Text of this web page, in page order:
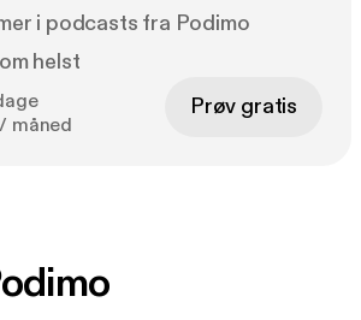
i podcasts fra Podimo
helst
måned
Prøv gratis